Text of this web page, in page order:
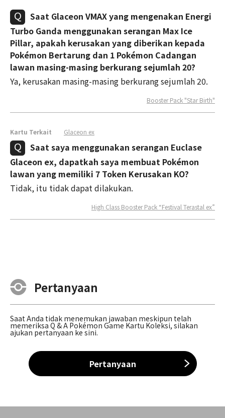
Saat Glaceon VMAX yang mengenakan Energi
Turbo Ganda menggunakan serangan Max Ice
Pillar, apakah kerusakan yang diberikan kepada
Pokémon Bertarung dan 1 Pokémon Cadangan
lawan masing-masing berkurang sejumlah 20?
Ya, kerusakan masing-masing berkurang sejumlah 20.
Booster Pack "Star Birth"
Kartu Terkait Glaceon ex
Saat saya menggunakan serangan Euclase
Glaceon ex, dapatkah saya membuat Pokémon
lawan yang memiliki 7 Token Kerusakan KO?
Tidak, itu tidak dapat dilakukan.
High Class Booster Pack “Festival Terastal ex”
Pertanyaan
Saat Anda tidak menemukan jawaban meskipun telah
memeriksa Q & A Pokémon Game Kartu Koleksi, silakan
ajukan pertanyaan ke sini.
Pertanyaan